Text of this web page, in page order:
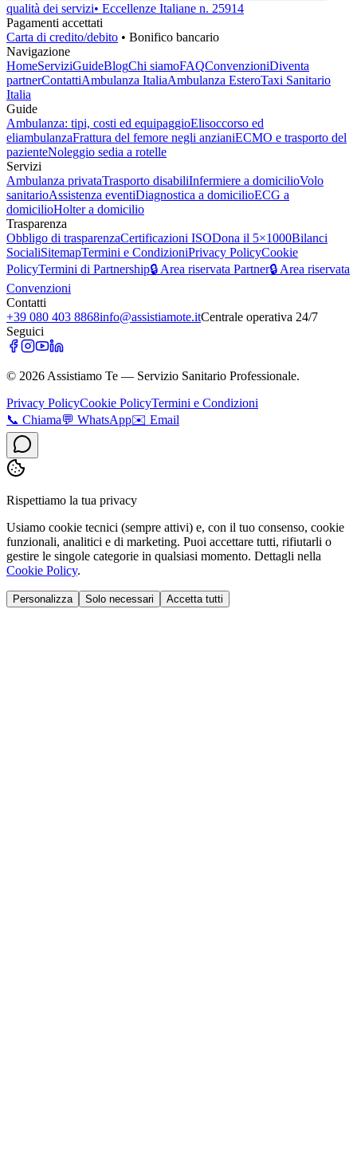
qualità dei servizi• Eccellenze Italiane n. 25914
Pagamenti accettati
Carta di credito/debito • Bonifico bancario
Navigazione
HomeServiziGuideBlogChi siamoFAQConvenzioniDiventa
partnerContattiAmbulanza ItaliaAmbulanza EsteroTaxi Sanitario
Italia
Guide
Ambulanza: tipi, costi ed equipaggioElisoccorso ed
eliambulanzaFrattura del femore negli anzianiECMO e trasporto del
pazienteNoleggio sedia a rotelle
Servizi
Ambulanza privataTrasporto disabiliInfermiere a domicilioVolo
sanitarioAssistenza eventiDiagnostica a domicilioECG a
domicilioHolter a domicilio
Trasparenza
Obbligo di trasparenzaCertificazioni ISODona il 5×1000Bilanci
SocialiSitemapTermini e CondizioniPrivacy PolicyCookie
PolicyTermini di Partnership🔒 Area riservata Partner🔒 Area riservata
Convenzioni
Contatti
+39 080 403 8868info@assistiamote.itCentrale operativa 24/7
Seguici
© 2026Assistiamo Te — Servizio Sanitario Professionale.
Privacy PolicyCookie PolicyTermini e Condizioni
📞 Chiama💬 WhatsApp✉️ Email
Rispettiamo la tua privacy
Usiamo cookie tecnici (sempre attivi) e, con il tuo consenso, cookie
funzionali, analitici e di marketing. Puoi accettare tutti, rifiutarli o
gestire le singole categorie in qualsiasi momento. Dettagli nella
Cookie Policy.
Personalizza Solo necessari Accetta tutti